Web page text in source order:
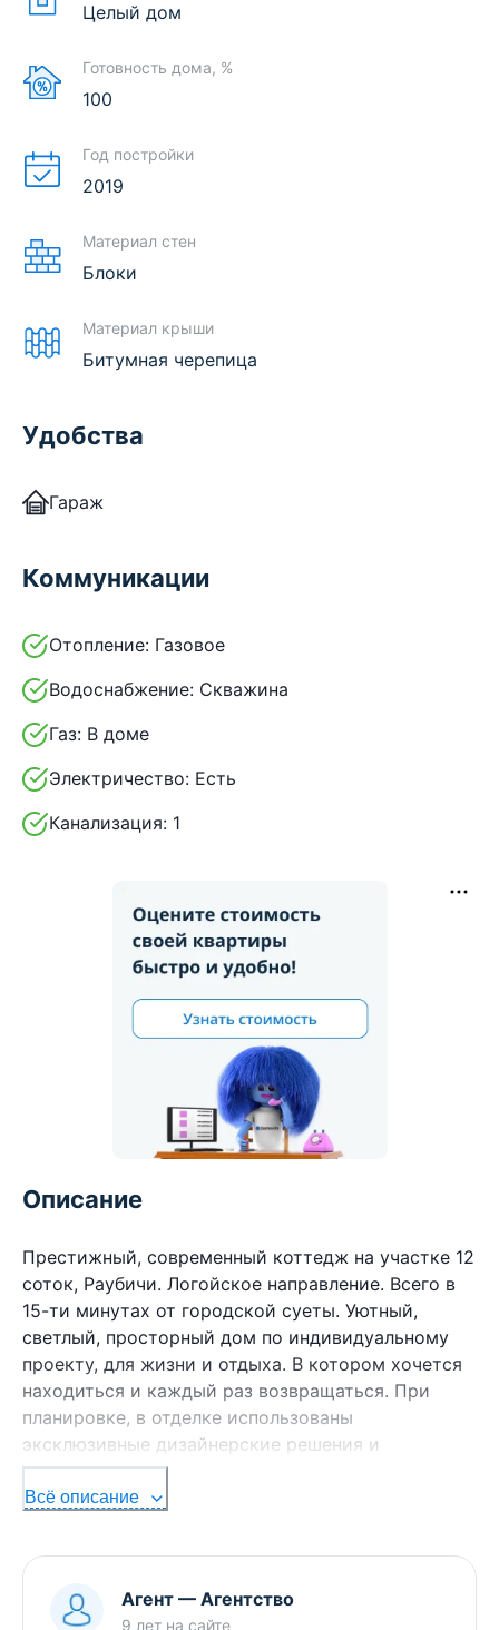
Целый дом
Готовность дома, %
100
Год постройки
2019
Материал стен
Блоки
Материал крыши
Битумная черепица
Удобства
Гараж
Коммуникации
Отопление: Газовое
Водоснабжение: Скважина
Газ: В доме
Электричество: Есть
Канализация: 1
Описание
Престижный, современный коттедж на участке 12
соток, Раубичи. Логойское направление. Всего в
15-ти минутах от городской суеты. Уютный,
светлый, просторный дом по индивидуальному
проекту, для жизни и отдыха. В котором хочется
находиться и каждый раз возвращаться. При
планировке, в отделке использованы
эксклюзивные дизайнерские решения и
качественные, дорогие, натуральные материалы.
Полы керамогранит и дубовый паркет. Стены -
столешницы - натуральный камень. Люстры -
чешский хрусталь. Продуманная до мелочей
планировка без отнимающих пространство
Всё описание
Агент — Агентство
9 лет на сайте